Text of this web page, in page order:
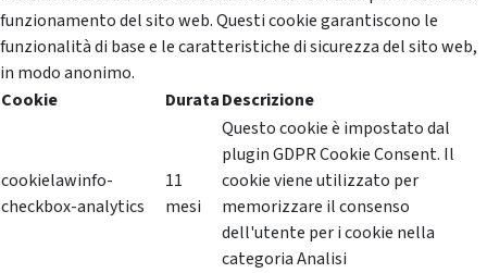
funzionamento del sito web. Questi cookie garantiscono le
funzionalità di base e le caratteristiche di sicurezza del sito web,
in modo anonimo.
Cookie
DurataDescrizione
cookielawinfo-
checkbox-analytics
11
mesi
Questo cookie è impostato dal
plugin GDPR Cookie Consent. Il
cookie viene utilizzato per
memorizzare il consenso
dell'utente per i cookie nella
categoria Analisi